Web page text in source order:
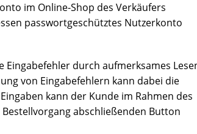
im Online-Shop des Verkäufers
passwortgeschütztes Nutzerkonto
durch aufmerksames
von Eingabefehlern kann dabei die
kann der Kunde im Rahmen des
abschließenden Button